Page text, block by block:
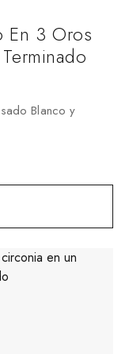
En 3 Oros
Blanco y